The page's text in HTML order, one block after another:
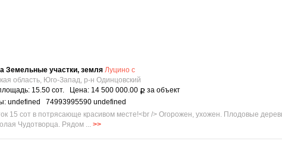
Земельные участки, земля Луцино с
область, Юго-Запад, р-н Одинцовский
15.50 сот. Цена: 14 500 000.00 Р за объект
undefined 74993995590 undefined
15 сот в потрясающе красивом месте!<br /> Огорожен, ухожен. Плодовые
Чудотворца. Рядом ... >>